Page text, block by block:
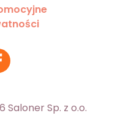
Saloner Sp. z o.o.